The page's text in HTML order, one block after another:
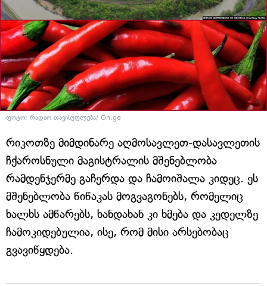
ფოტო: რადიო თავისუფლება/ On.ge
რიკოთზე მიმდინარე აღმოსავლეთ-დასავლეთის
ჩქაროსნული მაგისტრალის მშენებლობა
რამდენჯერმე გაჩერდა და ჩამოიშალა კიდეც. ეს
მშენებლობა წიწაკას მოგვაგონებს, რომელიც
ხალხს ამწარებს, ხანდახან კი ხმება და კედელზე
ჩამოკიდებულია, ისე, რომ მისი არსებობაც
გვავიწყდება.